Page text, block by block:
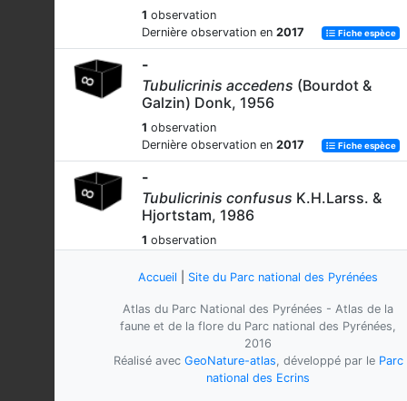
1 observation
Dernière observation en 2017 Fiche espèce
-
Tubulicrinis accedens (Bourdot &
Galzin) Donk, 1956
1 observation
Dernière observation en 2017 Fiche espèce
-
Tubulicrinis confusus K.H.Larss. &
Hjortstam, 1986
1 observation
Tubulicrinis gracillimus(Ellis & Everh.
ex D.P.Rogers & H.S.Jacks.)
Dernière observation en
Accueil Site du Parc national des Pyrénées
Atlas du Parc National des Pyrénées - Atlas de la
faune et de la flore du Parc national des Pyrénées,
2016
Réalisé avec GeoNature-atlas, développé par le Parc
national des Ecrins